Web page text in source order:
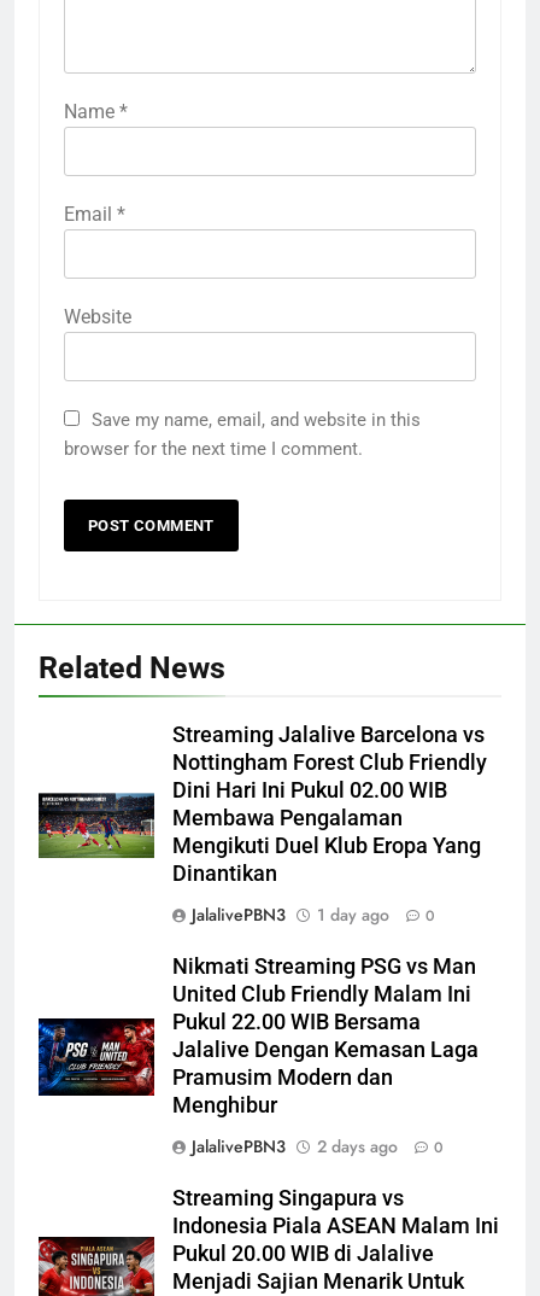
Name *
Email *
Website
Save my name, email, and website in this
browser for the next time I comment.
Related News
Streaming Jalalive Barcelona vs
Nottingham Forest Club Friendly
Dini Hari Ini Pukul 02.00 WIB
Membawa Pengalaman
Mengikuti Duel Klub Eropa Yang
Dinantikan
JalalivePBN3
1 day ago 0
Nikmati Streaming PSG vs Man
United Club Friendly Malam Ini
Pukul 22.00 WIB Bersama
Jalalive Dengan Kemasan Laga
Pramusim Modern dan
Menghibur
JalalivePBN3
2 days ago 0
Streaming Singapura vs
Indonesia Piala ASEAN Malam Ini
Pukul 20.00 WIB di Jalalive
Menjadi Sajian Menarik Untuk